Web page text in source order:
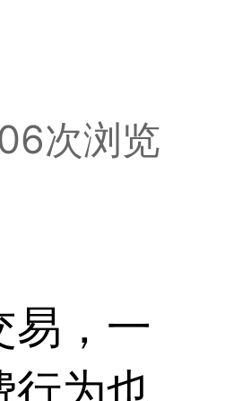
次浏览
易，一